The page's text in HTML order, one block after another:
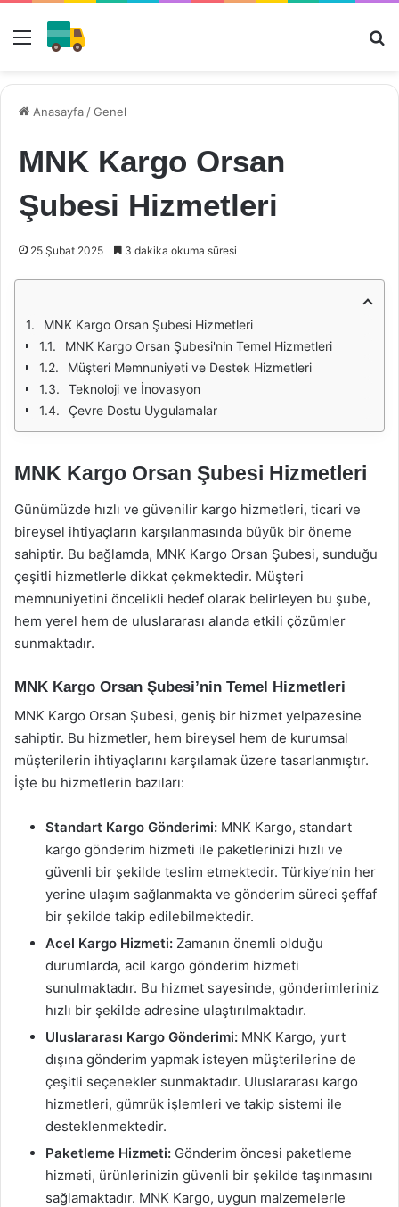
Menü
Anasayfa /Genel
MNK Kargo Orsan
Şubesi Hizmetleri
25 Şubat 2025 3 dakika okuma süresi
MNK Kargo Orsan Şubesi Hizmetleri
MNK Kargo Orsan Şubesi'nin Temel Hizmetleri
Müşteri Memnuniyeti ve Destek Hizmetleri
Teknoloji ve İnovasyon
Çevre Dostu Uygulamalar
MNK Kargo Orsan Şubesi Hizmetleri
Günümüzde hızlı ve güvenilir kargo hizmetleri, ticari ve
bireysel ihtiyaçların karşılanmasında büyük bir öneme
sahiptir. Bu bağlamda, MNK Kargo Orsan Şubesi, sunduğu
çeşitli hizmetlerle dikkat çekmektedir. Müşteri
memnuniyetini öncelikli hedef olarak belirleyen bu şube,
hem yerel hem de uluslararası alanda etkili çözümler
sunmaktadır.
MNK Kargo Orsan Şubesi’nin Temel Hizmetleri
MNK Kargo Orsan Şubesi, geniş bir hizmet yelpazesine
sahiptir. Bu hizmetler, hem bireysel hem de kurumsal
müşterilerin ihtiyaçlarını karşılamak üzere tasarlanmıştır.
İşte bu hizmetlerin bazıları:
Standart Kargo Gönderimi: MNK Kargo, standart
kargo gönderim hizmeti ile paketlerinizi hızlı ve
güvenli bir şekilde teslim etmektedir. Türkiye’nin her
yerine ulaşım sağlanmakta ve gönderim süreci şeffaf
bir şekilde takip edilebilmektedir.
Acel Kargo Hizmeti: Zamanın önemli olduğu
durumlarda, acil kargo gönderim hizmeti
sunulmaktadır. Bu hizmet sayesinde, gönderimleriniz
hızlı bir şekilde adresine ulaştırılmaktadır.
Uluslararası Kargo Gönderimi: MNK Kargo, yurt
dışına gönderim yapmak isteyen müşterilerine de
çeşitli seçenekler sunmaktadır. Uluslararası kargo
hizmetleri, gümrük işlemleri ve takip sistemi ile
desteklenmektedir.
Paketleme Hizmeti: Gönderim öncesi paketleme
hizmeti, ürünlerinizin güvenli bir şekilde taşınmasını
sağlamaktadır. MNK Kargo, uygun malzemelerle